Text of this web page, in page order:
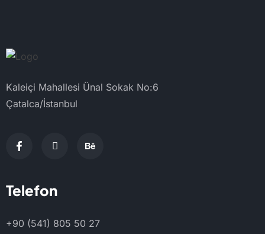
Kaleiçi Mahallesi Ünal Sokak No:6
Çatalca/İstanbul
Telefon
+90 (541) 805 50 27